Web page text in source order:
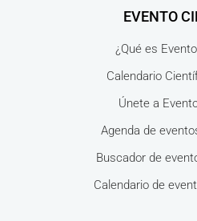
EVENTO
¿Qué es
Calendario
Únete a
Agenda de
Buscador de
Calendario de